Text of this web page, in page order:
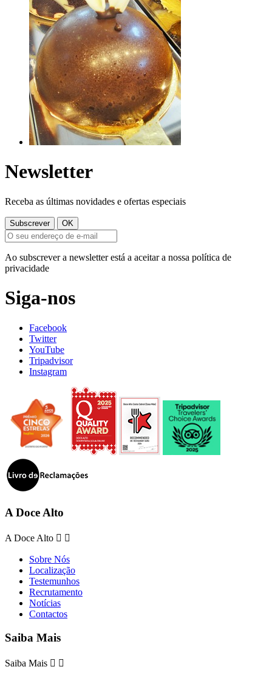
Newsletter
Receba as últimas novidades e ofertas especiais
Ao subscrever a newsletter está a aceitar a nossa política de
privacidade
Siga-nos
Facebook
Twitter
YouTube
Tripadvisor
Instagram
A Doce Alto
A Doce Alto  
Sobre Nós
Localização
Testemunhos
Recrutamento
Notícias
Contactos
Saiba Mais
Saiba Mais  